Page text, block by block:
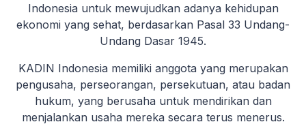
Indonesia untuk mewujudkan adanya kehidupan
ekonomi yang sehat, berdasarkan Pasal 33 Undang-
Undang Dasar 1945.
KADIN Indonesia memiliki anggota yang merupakan
pengusaha, perseorangan, persekutuan, atau badan
hukum, yang berusaha untuk mendirikan dan
menjalankan usaha mereka secara terus menerus.